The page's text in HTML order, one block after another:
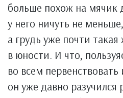
больше похож на мячик
у него ничуть не
а грудь уже почти
в юности. И что,
во всем
он уже давно разучился